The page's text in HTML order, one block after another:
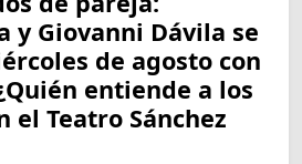
y Giovanni Dávila se
de agosto con
entiende a los
el Teatro Sánchez